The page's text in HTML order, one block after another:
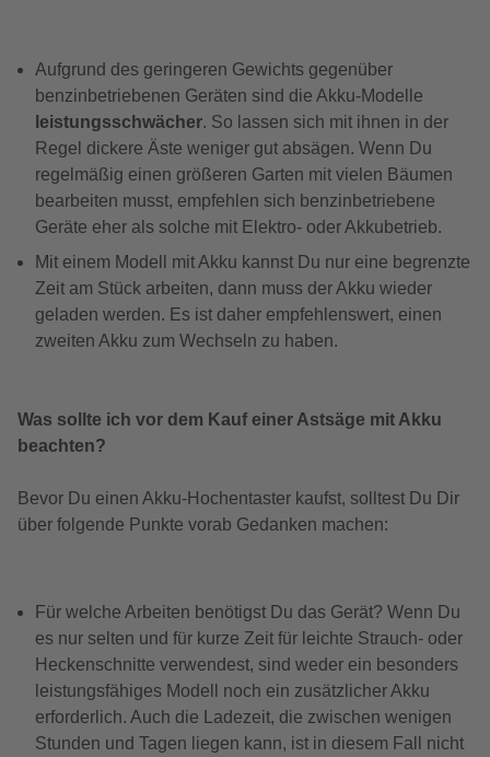
Aufgrund des geringeren Gewichts gegenüber
benzinbetriebenen Geräten sind die Akku-Modelle
leistungsschwächer. So lassen sich mit ihnen in der
Regel dickere Äste weniger gut absägen. Wenn Du
regelmäßig einen größeren Garten mit vielen Bäumen
bearbeiten musst, empfehlen sich benzinbetriebene
Geräte eher als solche mit Elektro- oder Akkubetrieb.
Mit einem Modell mit Akku kannst Du nur eine begrenzte
Zeit am Stück arbeiten, dann muss der Akku wieder
geladen werden. Es ist daher empfehlenswert, einen
zweiten Akku zum Wechseln zu haben.
Was sollte ich vor dem Kauf einer Astsäge mit Akku
beachten?
Bevor Du einen Akku-Hochentaster kaufst, solltest Du Dir
über folgende Punkte vorab Gedanken machen:
Für welche Arbeiten benötigst Du das Gerät? Wenn Du
es nur selten und für kurze Zeit für leichte Strauch- oder
Heckenschnitte verwendest, sind weder ein besonders
leistungsfähiges Modell noch ein zusätzlicher Akku
erforderlich. Auch die Ladezeit, die zwischen wenigen
Stunden und Tagen liegen kann, ist in diesem Fall nicht